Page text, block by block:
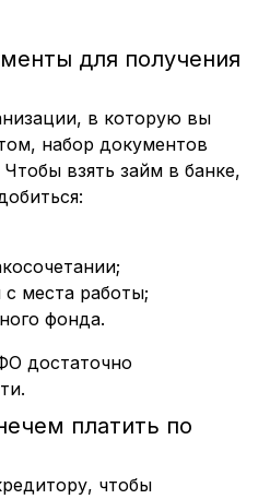
для получения
в которую вы
набор документов
взять займ в банке,
места работы;
фонда.
достаточно
платить по
чтобы